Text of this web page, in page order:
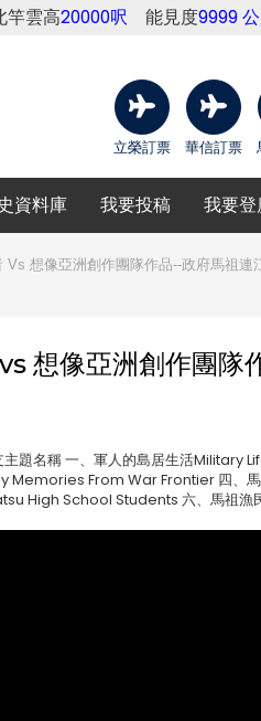
竿雲高20000呎 能見度9999
立榮訂票 華信訂票
資料庫 我要投稿 我要
Vs 想像亞洲創作團隊作品--政府馬祖連
想像亞洲創作團隊
題名稱 一、軍人的島居生活Military
Memories From War Frontier 四、
High School Students 六、馬祖